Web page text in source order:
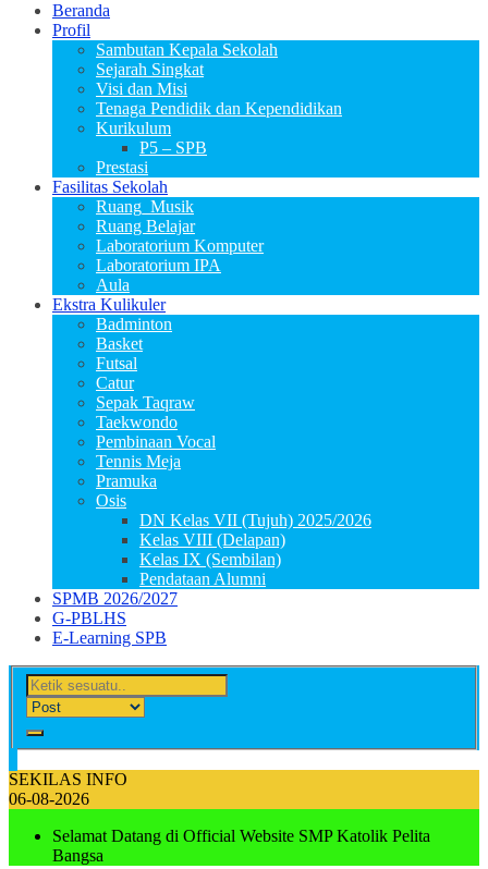
Beranda
Profil
Sambutan Kepala Sekolah
Sejarah Singkat
Visi dan Misi
Tenaga Pendidik dan Kependidikan
Kurikulum
P5 – SPB
Prestasi
Fasilitas Sekolah
Ruang_Musik
Ruang Belajar
Laboratorium Komputer
Laboratorium IPA
Aula
Ekstra Kulikuler
Badminton
Basket
Futsal
Catur
Sepak Taqraw
Taekwondo
Pembinaan Vocal
Tennis Meja
Pramuka
Osis
DN Kelas VII (Tujuh) 2025/2026
Kelas VIII (Delapan)
Kelas IX (Sembilan)
Pendataan Alumni
SPMB 2026/2027
G-PBLHS
E-Learning SPB
SEKILAS INFO
06-08-2026
Selamat Datang di Official Website SMP Katolik Pelita
Bangsa